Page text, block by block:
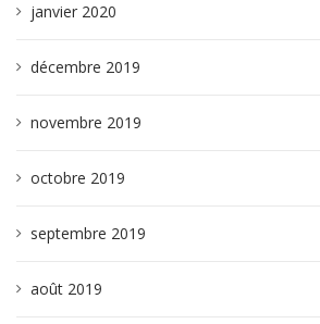
janvier 2020
décembre 2019
novembre 2019
octobre 2019
septembre 2019
août 2019